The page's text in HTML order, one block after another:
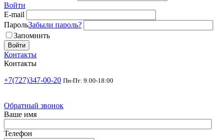
Войти
E-mail
ПарольЗабыли пароль?
Запомнить
Войти
Контакты
Контакты
+7(727)347-00-20 Пн-Пт: 9:00-18:00
Обратный звонок
Ваше имя
Телефон